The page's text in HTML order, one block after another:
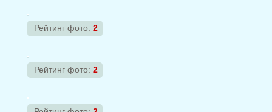
Рейтинг фото: 2
Рейтинг фото: 2